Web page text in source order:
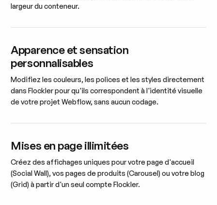
largeur du conteneur.
Apparence et sensation
personnalisables
Modifiez les couleurs, les polices et les styles directement
dans Flockler pour qu'ils correspondent à l'identité visuelle
de votre projet Webflow, sans aucun codage.
Mises en page illimitées
Créez des affichages uniques pour votre page d'accueil
(Social Wall), vos pages de produits (Carousel) ou votre blog
(Grid) à partir d'un seul compte Flockler.